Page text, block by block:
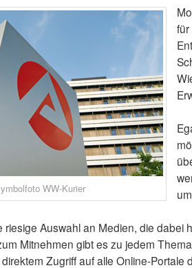
WW-Kurier
riesige Auswahl an Medien, die dabei
Mitnehmen gibt es zu jedem
Zugriff auf alle Online-Portale